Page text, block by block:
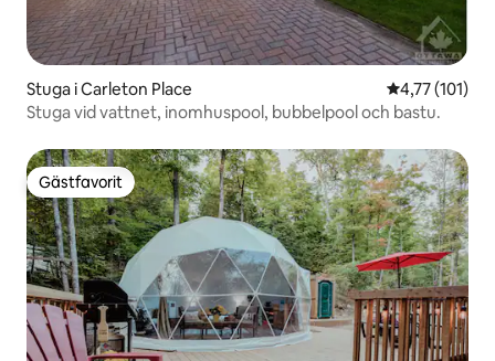
Stuga i Carleton Place 4,77 av 5 i
4,77 (101)
Stuga vid vattnet, inomhuspool, bubbelpool och bastu.
Gästfavorit
Gästfavorit